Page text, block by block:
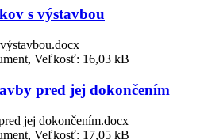
s výstavbou
Veľkosť: 16,03 kB
pred jej dokončením
jej dokončením.docx
Veľkosť: 17,05 kB